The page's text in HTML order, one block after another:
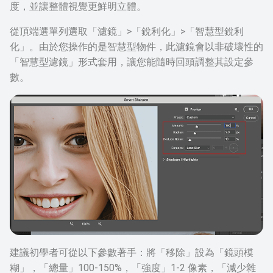
度，並讓整體視覺更鮮明立體。
從頂端選單列選取「濾鏡」>「銳利化」>「智慧型銳利
化」。由於您操作的是智慧型物件，此濾鏡會以非破壞性的
「智慧型濾鏡」形式套用，讓您能隨時回頭調整其設定參
數。
建議初學者可從以下參數著手：將「移除」設為「鏡頭模
糊」，「總量」100-150%，「強度」1-2 像素，「減少雜